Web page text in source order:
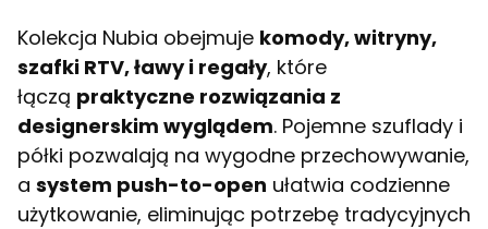
Kolekcja Nubia obejmuje komody, witryny,
szafki RTV, ławy i regały, które
łączą praktyczne rozwiązania z
designerskim wyglądem. Pojemne szuflady i
półki pozwalają na wygodne przechowywanie,
a system push-to-open ułatwia codzienne
użytkowanie, eliminując potrzebę tradycyjnych